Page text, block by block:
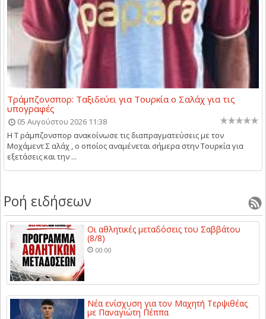
Τράμπζονσπορ: Ταξιδεύει για Τουρκία ο Σαλάχ για τις
υπογραφές
05 Αυγούστου 2026 11:38
Η Τ ράμπζονσπορ ανακοίνωσε τις διαπραγματεύσεις με τον
Μοχάμεντ Σ αλάχ , ο οποίος αναμένεται σήμερα στην Τουρκία για
εξετάσεις και την ...
Ροή ειδήσεων
Οι αθλητικές μεταδόσεις του Σαββάτου
(8/8)
00:00
Νέα ενίσχυση για τον Μαχητή Τερψιθέας
με Παναγιώτη Πέππα